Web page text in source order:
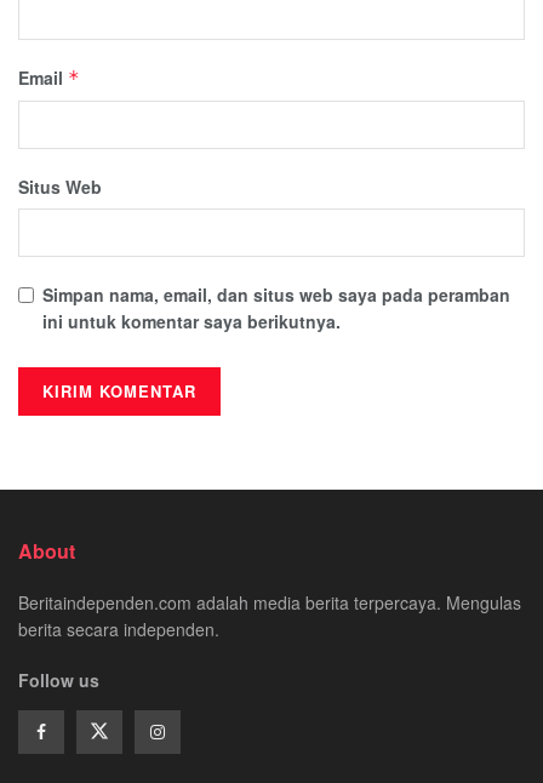
Email *
Situs Web
Simpan nama, email, dan situs web saya pada peramban
ini untuk komentar saya berikutnya.
About
Beritaindependen.com adalah media berita terpercaya. Mengulas
berita secara independen.
Follow us